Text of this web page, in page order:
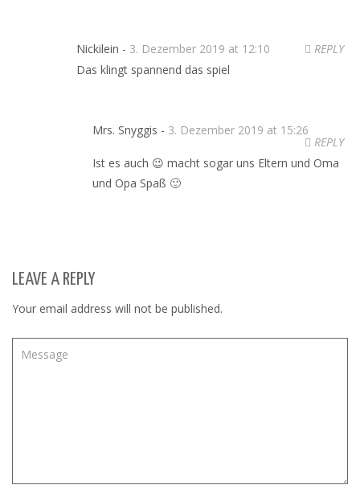
Nickilein - 3. Dezember 2019 at 12:10
REPLY
Das klingt spannend das spiel
Mrs. Snyggis - 3. Dezember 2019 at 15:26
REPLY
Ist es auch 😉 macht sogar uns Eltern und Oma
und Opa Spaß 🙂
LEAVE A REPLY
Your email address will not be published.